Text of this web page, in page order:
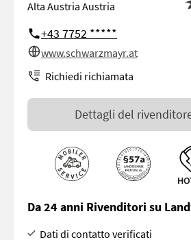
Alta Austria Austria
+43 7752 *****
www.schwarzmayr.at
Richiedi richiamata
Dettagli del
Da 24 anni Rivenditori su
Dati di contatto verificati